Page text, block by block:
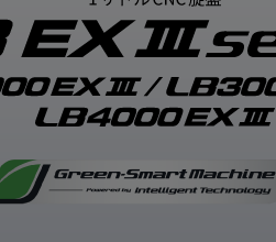
CLOSE
CLOSE